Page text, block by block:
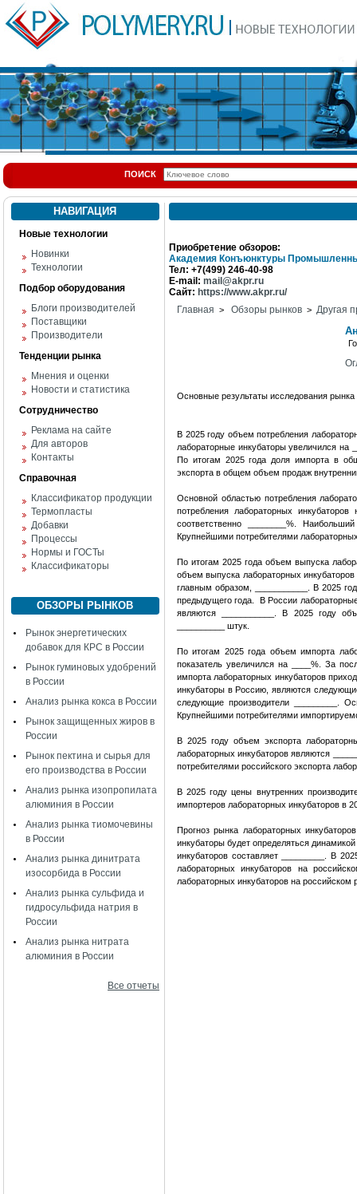
ПОИСК
НАВИГАЦИЯ
Новые технологии
Новинки
Технологии
Подбор оборудования
Блоги производителей
Поставщики
Производители
Тенденции рынка
Мнения и оценки
Новости и статистика
Сотрудничество
Реклама на сайте
Для авторов
Контакты
Справочная
Классификатор продукции
Термопласты
Добавки
Процессы
Нормы и ГОСТы
Классификаторы
ОБЗОРЫ РЫНКОВ
Рынок энергетических
добавок для КРС в России
Рынок гуминовых удобрений
в России
Анализ рынка кокса в России
Рынок защищенных жиров в
России
Рынок пектина и сырья для
его производства в России
Анализ рынка изопропилата
алюминия в России
Анализ рынка тиомочевины
в России
Анализ рынка динитрата
изосорбида в России
Анализ рынка сульфида и
гидросульфида натрия в
России
Анализ рынка нитрата
алюминия в России
Все отчеты
Приобретение обзоров:
Академия Конъюнктуры
Тел: +7(499) 246-40-98
E-mail: mail@akpr.ru
Сайт: https://www.akpr.ru/
Главная > Обзоры рынков > Другая
Основные результаты исследования рынка
В 2025 году объем потребления
лабораторные инкубаторы увеличился на
По итогам 2025 года доля импорта в
экспорта в общем объем продаж
Основной областью потребления
потребления лабораторных
соответственно ________%.
Крупнейшими потребителями
По итогам 2025 года объем выпуска
объем выпуска лабораторных
главным образом, ___________. В 2025
предыдущего года. В России
являются ___________. В 2025 году
__________ штук.
По итогам 2025 года объем импорта
показатель увеличился на ____%. За
импорта лабораторных инкубаторов
инкубаторы в Россию, являются
следующие производители _________.
Крупнейшими потребителями
В 2025 году объем экспорта
лабораторных инкубаторов являются
потребителями российского экспорта
В 2025 году цены внутренних
импортеров лабораторных инкубаторов в
Прогноз рынка лабораторных
инкубаторы будет определяться
инкубаторов составляет _________. В
лабораторных инкубаторов на
лабораторных инкубаторов на